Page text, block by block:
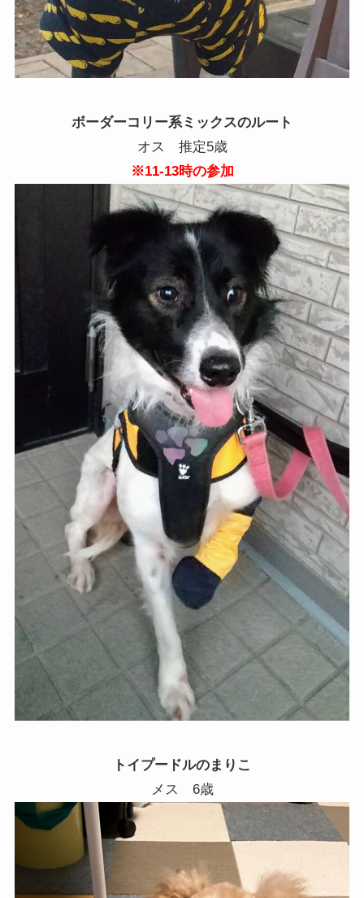
ボーダーコリー系ミックスのルート
オス 推定5歳
※11-13時の参加
トイプードルのまりこ
メス 6歳